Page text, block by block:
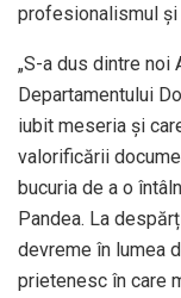
profesionalismul și
„S-a dus dintre noi
Departamentului
iubit meseria și
valorificării
bucuria de a o
Pandea. La
devreme în lumea
prietenesc în care